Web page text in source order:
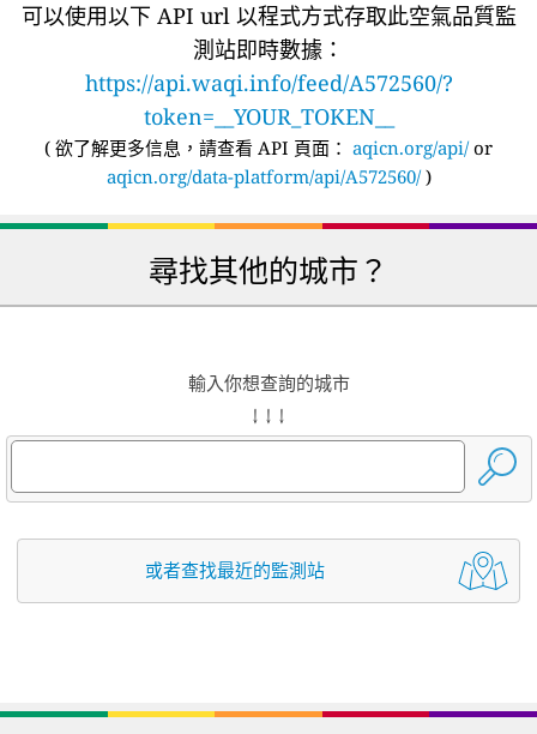
可以使用以下 API url 以程式方式存取此空氣品質監
測站即時數據：
https://api.waqi.info/feed/A572560/?
token=__YOUR_TOKEN__
( 欲了解更多信息，請查看 API 頁面： aqicn.org/api/or
aqicn.org/data-platform/api/A572560/)
尋找其他的城市？
輸入你想查詢的城市
↓ ↓ ↓
或者查找最近的監測站